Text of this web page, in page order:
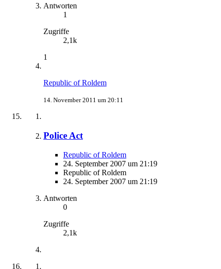
Antworten
1
Zugriffe
2,1k
1
Republic of Roldem
14. November 2011 um 20:11
Police Act
Republic of Roldem
24. September 2007 um 21:19
Republic of Roldem
24. September 2007 um 21:19
Antworten
0
Zugriffe
2,1k